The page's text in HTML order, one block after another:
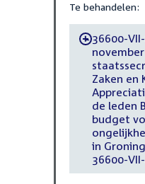
Te behandelen:
-36600-
november
Zaken en
de leden
budget
in
36600-